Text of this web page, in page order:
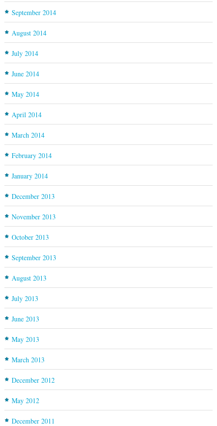
September 2014
August 2014
July 2014
June 2014
May 2014
April 2014
March 2014
February 2014
January 2014
December 2013
November 2013
October 2013
September 2013
August 2013
July 2013
June 2013
May 2013
March 2013
December 2012
May 2012
December 2011